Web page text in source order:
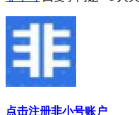
点击注册非小号账户